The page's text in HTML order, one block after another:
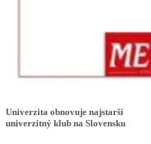
Univerzita obnovuje najstarší
univerzitný klub na Slovensku